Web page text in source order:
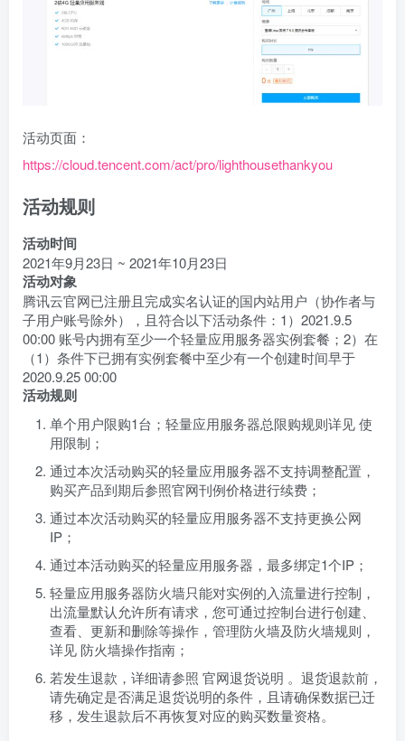
活动页面：
https://cloud.tencent.com/act/pro/lighthousethankyou
活动规则
活动时间
2021年9月23日 ~ 2021年10月23日
活动对象
腾讯云官网已注册且完成实名认证的国内站用户（协作者与
子用户账号除外），且符合以下活动条件：1）2021.9.5
00:00 账号内拥有至少一个轻量应用服务器实例套餐；2）在
（1）条件下已拥有实例套餐中至少有一个创建时间早于
2020.9.25 00:00
活动规则
单个用户限购1台；轻量应用服务器总限购规则详见使
用限制 ；
通过本次活动购买的轻量应用服务器不支持调整配置，
购买产品到期后参照官网刊例价格进行续费；
通过本次活动购买的轻量应用服务器不支持更换公网
IP；
通过本活动购买的轻量应用服务器，最多绑定1个IP；
轻量应用服务器防火墙只能对实例的入流量进行控制，
出流量默认允许所有请求，您可通过控制台进行创建、
查看、更新和删除等操作，管理防火墙及防火墙规则，
详见 防火墙操作指南 ；
若发生退款，详细请参照 官网退货说明 。退货退款前，
请先确定是否满足退货说明的条件，且请确保数据已迁
移，发生退款后不再恢复对应的购买数量资格。